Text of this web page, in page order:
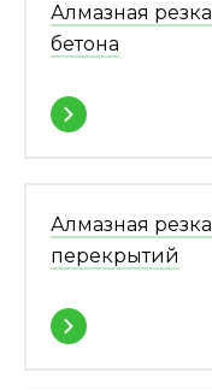
Алмазная резка
бетона
Алмазная резка
перекрытий